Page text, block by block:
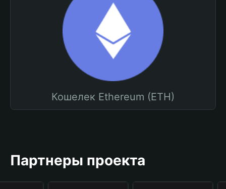
Кошелек Ethereum (ETH)
Партнеры проекта